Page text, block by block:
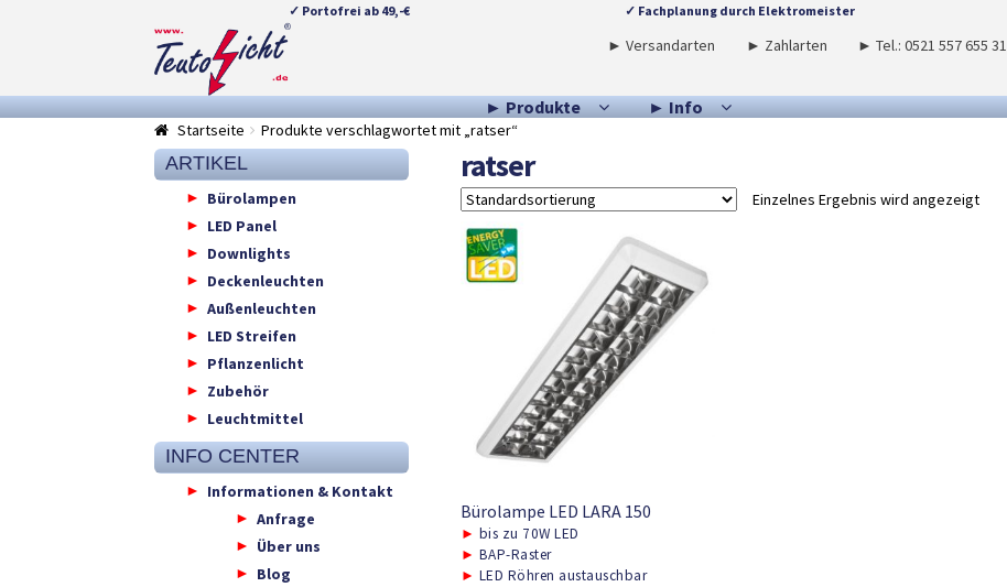
✓ Portofrei ab 49,-€ ✓ Fachplanung durch Elektromeister
Zur
Navigation
springen
Springe
zum
► Versandarten ► Zahlarten ► Tel.: 0521 557 655 31
► Produkte ► Info
Startseite
Produkte verschlagwortet mit „ratser“
ratser
Einzelnes Ergebnis wird angezeigt
Bürolampe LED LARA 150
► bis zu 70W LED
► BAP-Raster
► LED Röhren austauschbar
ARTIKEL
Bürolampen
LED Panel
Downlights
Deckenleuchten
Außenleuchten
LED Streifen
Pflanzenlicht
Zubehör
Leuchtmittel
INFO CENTER
Informationen & Kontakt
Anfrage
Über uns
Blog